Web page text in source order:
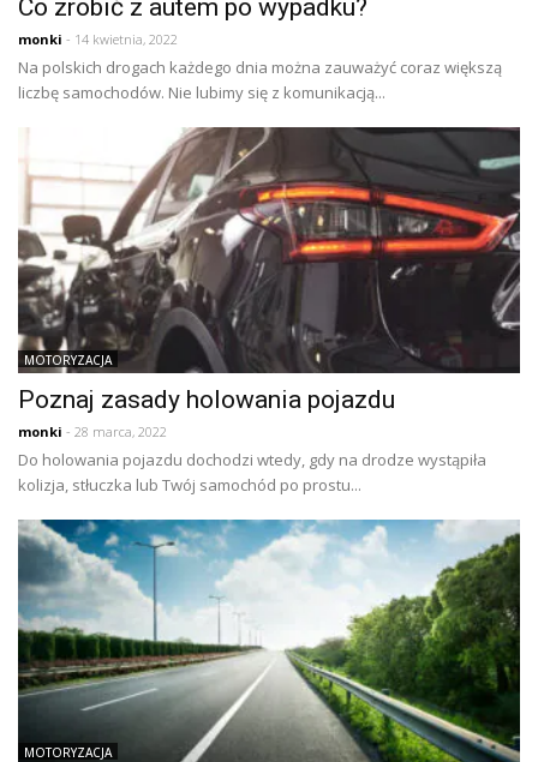
Co zrobić z autem po wypadku?
monki - 14 kwietnia, 2022
Na polskich drogach każdego dnia można zauważyć coraz większą
liczbę samochodów. Nie lubimy się z komunikacją...
MOTORYZACJA
Poznaj zasady holowania pojazdu
monki - 28 marca, 2022
Do holowania pojazdu dochodzi wtedy, gdy na drodze wystąpiła
kolizja, stłuczka lub Twój samochód po prostu...
MOTORYZACJA